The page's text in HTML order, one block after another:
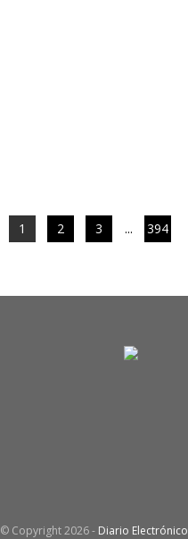
1 2 3 ... 394
© Copyright2026 - Diario Electrónico